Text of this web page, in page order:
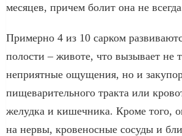
месяцев, причем болит она не
Примерно 4 из 10 сарком
полости – животе, что вызывает не
неприятные ощущения, но и
пищеварительного тракта или
желудка и кишечника. Кроме того,
на нервы, кровеносные сосуды и